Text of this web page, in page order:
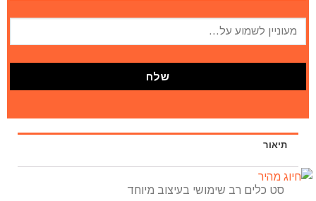
תיאור
סט כלים רב שימושי בעיצוב מיוחד